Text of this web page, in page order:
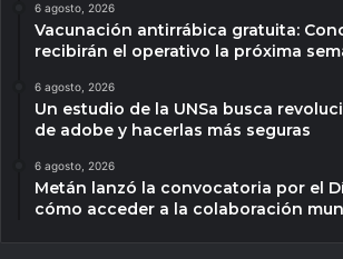
6 agosto, 2026
Vacunación antirrábica gratuita:
recibirán el operativo la próxima
6 agosto, 2026
Un estudio de la UNSa busca
de adobe y hacerlas más seguras
6 agosto, 2026
Metán lanzó la convocatoria por el
cómo acceder a la colaboración